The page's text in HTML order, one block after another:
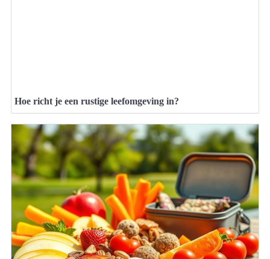
Hoe richt je een rustige leefomgeving in?